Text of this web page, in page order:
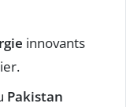
innovants
Pakistan